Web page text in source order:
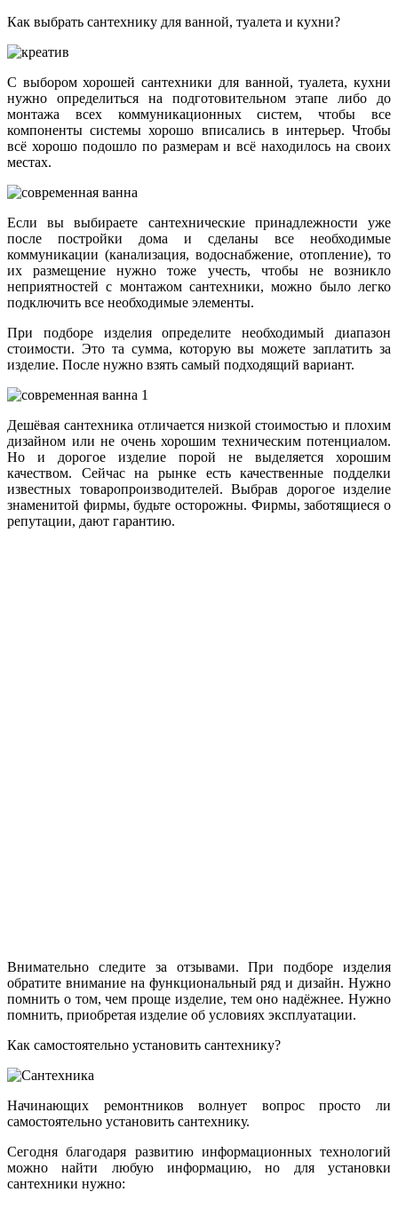
Как выбрать сантехнику для ванной, туалета и кухни?
С выбором хорошей сантехники для ванной, туалета, кухни
нужно определиться на подготовительном этапе либо до
монтажа всех коммуникационных систем, чтобы все
компоненты системы хорошо вписались в интерьер. Чтобы
всё хорошо подошло по размерам и всё находилось на своих
местах.
Если вы выбираете сантехнические принадлежности уже
после постройки дома и сделаны все необходимые
коммуникации (канализация, водоснабжение, отопление), то
их размещение нужно тоже учесть, чтобы не возникло
неприятностей с монтажом сантехники, можно было легко
подключить все необходимые элементы.
При подборе изделия определите необходимый диапазон
стоимости. Это та сумма, которую вы можете заплатить за
изделие. После нужно взять самый подходящий вариант.
Дешёвая сантехника отличается низкой стоимостью и плохим
дизайном или не очень хорошим техническим потенциалом.
Но и дорогое изделие порой не выделяется хорошим
качеством. Сейчас на рынке есть качественные подделки
известных товаропроизводителей. Выбрав дорогое изделие
знаменитой фирмы, будьте осторожны. Фирмы, заботящиеся о
репутации, дают гарантию.
Внимательно следите за отзывами. При подборе изделия
обратите внимание на функциональный ряд и дизайн. Нужно
помнить о том, чем проще изделие, тем оно надёжнее. Нужно
помнить, приобретая изделие об условиях эксплуатации.
Как самостоятельно установить сантехнику?
Начинающих ремонтников волнует вопрос просто ли
самостоятельно установить сантехнику.
Сегодня благодаря развитию информационных технологий
можно найти любую информацию, но для установки
сантехники нужно: